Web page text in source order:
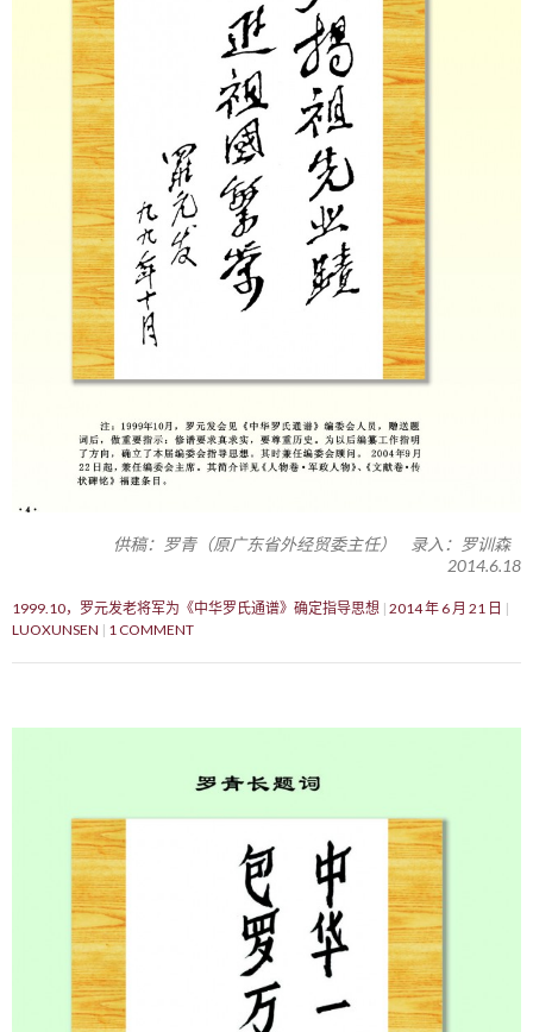
供稿：罗青（原广东省外经贸委主任） 录入：罗训森
2014.6.18
1999.10，罗元发老将军为《中华罗氏通谱》确定指导思想 2014 年 6 月 21 日
LUOXUNSEN
1 COMMENT